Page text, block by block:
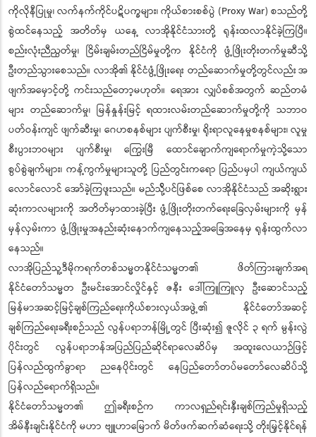
ကိုလိုနီပြုမှု၊ လက်နက်ကိုင်ပဋိပက္ခများ၊ ကိုယ်စားစစ်ပွဲ (Proxy War) စသည်တို့
စွဲထင်နေသည့် အတိတ်မှ ယနေ့ လာအိုနိုင်ငံသားတို့ ရုန်းထလာနိုင်ခဲ့ကြပြီ။
စည်းလုံးညီညွတ်မှု၊ ငြိမ်းချမ်းတည်ငြိမ်မှုတို့က နိုင်ငံကို ဖွံ့ဖြိုးတိုးတက်မှုဆီသို့
ဦးတည်သွားစေသည်။ လာအို၏ နိုင်ငံဖွံ့ဖြိုးရေး တည်ဆောက်မှုတို့တွင်လည်း အ
ဖျက်အမှောင့်တို့ ကင်းသည်တော့မဟုတ်။ ရေအား လျှပ်စစ်အတွက် ဆည်တမံ
များ တည်ဆောက်မှု၊ မြန်နှုန်းမြင့် ရထားလမ်းတည်ဆောက်မှုတို့ကို သဘာဝ
ပတ်ဝန်းကျင် ဖျက်ဆီးမှု၊ ဂေဟစနစ်များ ပျက်စီးမှု၊ ရိုးရာလူနေမှုစနစ်များ၊ လူမှု
စီးပွားဘဝများ ပျက်စီးမှု၊ ကြွေးမြီ ထောင်ချောက်ကျရောက်မှုကဲ့သို့သော
စွပ်စွဲချက်များ၊ ကန့်ကွက်မှုများသူတို့ ပြည်တွင်းကရော ပြည်ပမှပါ ကျယ်ကျယ်
လောင်လောင် အော်ခဲ့ကြဖူးသည်။ မည်သို့်ပင်ဖြစ်စေ လာအိုနိုင်ငံသည် အဆိုးရွား
ဆုံးကာလများကို အတိတ်မှာထားခဲ့ပြီး ဖွံ့ဖြိုးတိုးတက်ရေးခြေလှမ်းများကို မှန်
မှန်လှမ်းကာ ဖွံ့ဖြိုးမှုအနည်းဆုံးနောက်ကျနေသည့်အခြေအနေမှ ရုန်းထွက်လာ
နေသည်။
လာအိုပြည်သူ့ဒီမိုကရက်တစ်သမ္မတနိုင်ငံသမ္မတ၏ ဖိတ်ကြားချက်အရ
နိုင်ငံတော်သမ္မတ ဦးမင်းအောင်လှိုင်နှင့် ဇနီး ဒေါ်ကြူကြူလှ ဦးဆောင်သည့်
မြန်မာအဆင့်မြင့်ချစ်ကြည်ရေးကိုယ်စားလှယ်အဖွဲ့၏ နိုင်ငံတော်အဆင့်
ချစ်ကြည်ရေးခရီးစဉ်သည် လွန်ပရာဘန်မြို့တွင် ပြီးဆုံး၍ ဇူလိုင် ၃ ရက် မွန်းလွဲ
ပိုင်းတွင် လွန်ပရာဘန်အပြည်ပြည်ဆိုင်ရာလေဆိပ်မှ အထူးလေယာဉ်ဖြင့်
ပြန်လည်ထွက်ခွာရာ ညနေပိုင်းတွင် နေပြည်တော်တပ်မတော်လေဆိပ်သို့
ပြန်လည်ရောက်ရှိသည်။
နိုင်ငံတော်သမ္မတ၏ ဤခရီးစဉ်က ကာလရှည်ရင်းနှီးချစ်ကြည်မှုရှိသည့်
အိမ်နီးချင်းနိုင်ငံကို မဟာ ဗျူဟာမြောက် မိတ်ဖက်ဆက်ဆံရေးသို့ တိုးမြှင့်နိုင်ရန်